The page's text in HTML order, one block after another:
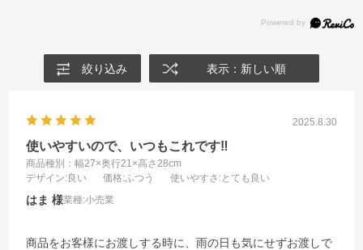
絞り込み 表示：新しい順
2025.8.30
使いやすいので、いつもこれです‼️
商品種別：幅27×奥行21×高さ28cm
デザイン:良い 価格:ふつう 使いやすさ :とても良い
はま 業種:小売業
商品をお客様にお渡しする時に、雨の日も気にせずお渡しで